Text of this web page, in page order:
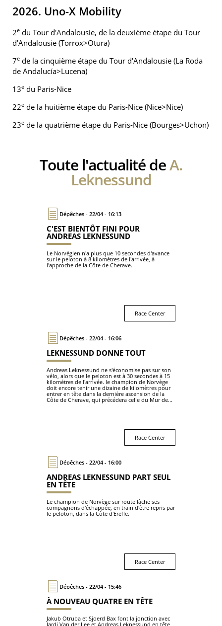
2026. Uno-X Mobility
2e du Tour d'Andalousie, de la deuxième étape du Tour
d'Andalousie (Torrox>Otura)
7e de la cinquième étape du Tour d'Andalousie (La Roda
de Andalucía>Lucena)
13e du Paris-Nice
22e de la huitième étape du Paris-Nice (Nice>Nice)
23e de la quatrième étape du Paris-Nice (Bourges>Uchon)
Toute l'actualité deA.
Leknessund
Dépêches - 22/04 - 16:13
C'EST BIENTÔT FINI POUR
ANDREAS LEKNESSUND
Le Norvégien n'a plus que 10 secondes d'avance
sur le peloton à 8 kilomètres de l'arrivée, à
l'approche de la Côte de Cherave.
Race Center
Dépêches - 22/04 - 16:06
LEKNESSUND DONNE TOUT
Andreas Leknessund ne s'économise pas sur son
vélo, alors que le peloton est à 30 secondes à 15
kilomètres de l'arrivée. le champion de Norvège
doit encore tenir une dizaine de kilomètres pour
entrer en tête dans la dernière ascension de la
Côte de Cherave, qui précédera celle du Mur de...
Race Center
Dépêches - 22/04 - 16:00
ANDREAS LEKNESSUND PART SEUL
EN TÊTE
Le champion de Norvège sur route lâche ses
compagnons d'échappée, en train d'être repris par
le peloton, dans la Côte d'Ereffe.
Race Center
Dépêches - 22/04 - 15:46
À NOUVEAU QUATRE EN TÊTE
Jakub Otruba et Sjoerd Bax font la jonction avec
Jardi Van der Lee et Andreas Leknessund en tête